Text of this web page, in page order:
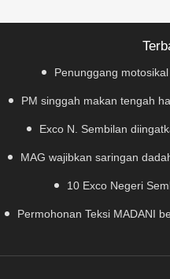
Penunggang
PM singgah makan tengah
Exco N. Sembilan
MAG wajibkan saringan
10 Exco Negeri
Permohonan Teksi MADANI